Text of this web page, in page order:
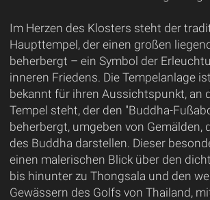
Im Herzen des Klosters steht der
Haupttempel, der einen großen
beherbergt – ein Symbol der
inneren Friedens. Die Tempelanlage
bekannt für ihren Aussichtspunkt, an
Tempel steht, der den "Buddha-
beherbergt, umgeben von Gemälden,
des Buddha darstellen. Dieser
einen malerischen Blick über den
bis hinunter zu Thongsala und den
Gewässern des Golfs von Thailand,